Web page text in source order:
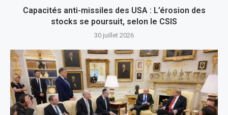
Capacités anti-missiles des USA : L’érosion des
stocks se poursuit, selon le CSIS
30 juillet 2026